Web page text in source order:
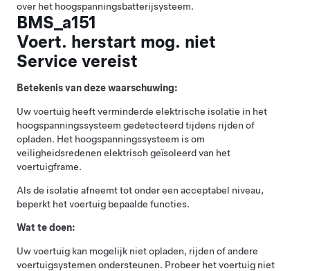
over het hoogspanningsbatterijsysteem.
BMS_a151
Voert. herstart mog. niet
Service vereist
Betekenis van deze waarschuwing:
Uw voertuig heeft verminderde elektrische isolatie in het
hoogspanningssysteem gedetecteerd tijdens rijden of
opladen. Het hoogspanningssysteem is om
veiligheidsredenen elektrisch geïsoleerd van het
voertuigframe.
Als de isolatie afneemt tot onder een acceptabel niveau,
beperkt het voertuig bepaalde functies.
Wat te doen:
Uw voertuig kan mogelijk niet opladen, rijden of andere
voertuigsystemen ondersteunen. Probeer het voertuig niet